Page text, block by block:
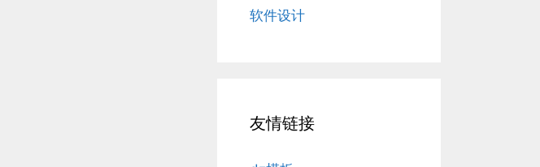
软件设计
友情链接